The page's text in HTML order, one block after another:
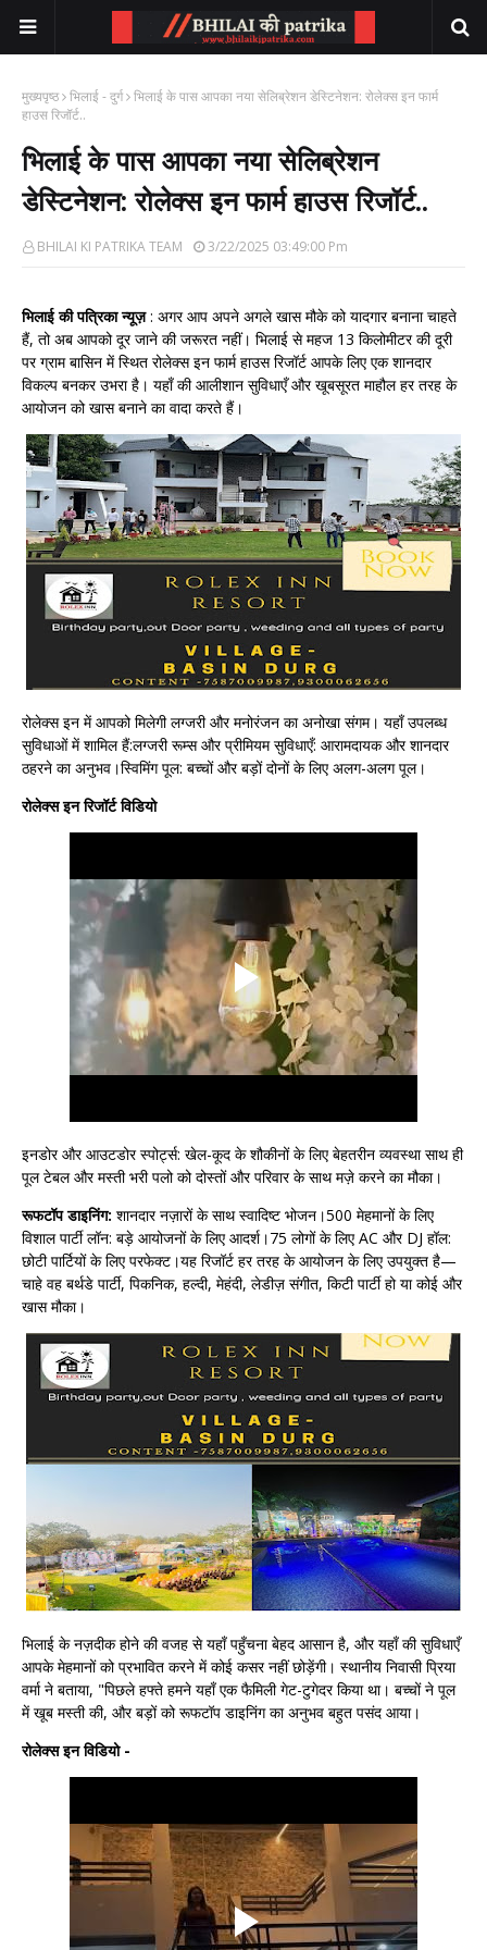
मुख्यपृष्ठ भिलाई - दुर्ग भिलाई के पास आपका नया सेलिब्रेशन डेस्टिनेशन: रोलेक्स इन फार्म
हाउस रिजॉर्ट..
भिलाई के पास आपका नया सेलिब्रेशन
डेस्टिनेशन: रोलेक्स इन फार्म हाउस रिजॉर्ट..
BHILAI KI PATRIKA TEAM 3/22/2025 03:49:00 Pm
भिलाई की पत्रिका न्यूज़: अगर आप अपने अगले खास मौके को यादगार बनाना चाहते
हैं, तो अब आपको दूर जाने की जरूरत नहीं। भिलाई से महज 13 किलोमीटर की दूरी
पर ग्राम बासिन में स्थित रोलेक्स इन फार्म हाउस रिजॉर्ट आपके लिए एक शानदार
विकल्प बनकर उभरा है। यहाँ की आलीशान सुविधाएँ और खूबसूरत माहौल हर तरह के
आयोजन को खास बनाने का वादा करते हैं।
रोलेक्स इन में आपको मिलेगी लग्जरी और मनोरंजन का अनोखा संगम। यहाँ उपलब्ध
सुविधाओं में शामिल हैं:लग्जरी रूम्स और प्रीमियम सुविधाएँ: आरामदायक और शानदार
ठहरने का अनुभव।स्विमिंग पूल: बच्चों और बड़ों दोनों के लिए अलग-अलग पूल।
रोलेक्स इन रिजॉर्ट विडियो
इनडोर और आउटडोर स्पोर्ट्स: खेल-कूद के शौकीनों के लिए बेहतरीन व्यवस्था साथ ही
पूल टेबल और मस्ती भरी पलो को दोस्तों और परिवार के साथ मज़े करने का मौका।
रूफटॉप डाइनिंग: शानदार नज़ारों के साथ स्वादिष्ट भोजन।500 मेहमानों के लिए
विशाल पार्टी लॉन: बड़े आयोजनों के लिए आदर्श।75 लोगों के लिए AC और DJ हॉल:
छोटी पार्टियों के लिए परफेक्ट।यह रिजॉर्ट हर तरह के आयोजन के लिए उपयुक्त है—
चाहे वह बर्थडे पार्टी, पिकनिक, हल्दी, मेहंदी, लेडीज़ संगीत, किटी पार्टी हो या कोई और
खास मौका।
भिलाई के नज़दीक होने की वजह से यहाँ पहुँचना बेहद आसान है, और यहाँ की सुविधाएँ
आपके मेहमानों को प्रभावित करने में कोई कसर नहीं छोड़ेंगी। स्थानीय निवासी प्रिया
वर्मा ने बताया, "पिछले हफ्ते हमने यहाँ एक फैमिली गेट-टुगेदर किया था। बच्चों ने पूल
में खूब मस्ती की, और बड़ों को रूफटॉप डाइनिंग का अनुभव बहुत पसंद आया।
रोलेक्स इन विडियो -